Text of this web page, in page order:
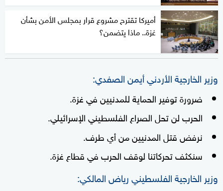
أميركا تقترح مشروع قرار بمجلس الأمن بشأن
غزة.. ماذا يتضمن؟
وزير الخارجية الأردني أيمن الصفدي:
ضرورة توفير الحماية للمدنيين في غزة.
الحرب لن تحل الصراع الفلسطيني الإسرائيلي.
نرفض قتل المدنيين من أي طرف.
سنكثف تحركاتنا لوقف الحرب في قطاع غزة.
وزير الخارجية الفلسطيني رياض المالكي: